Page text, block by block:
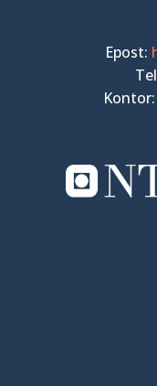
Epost: